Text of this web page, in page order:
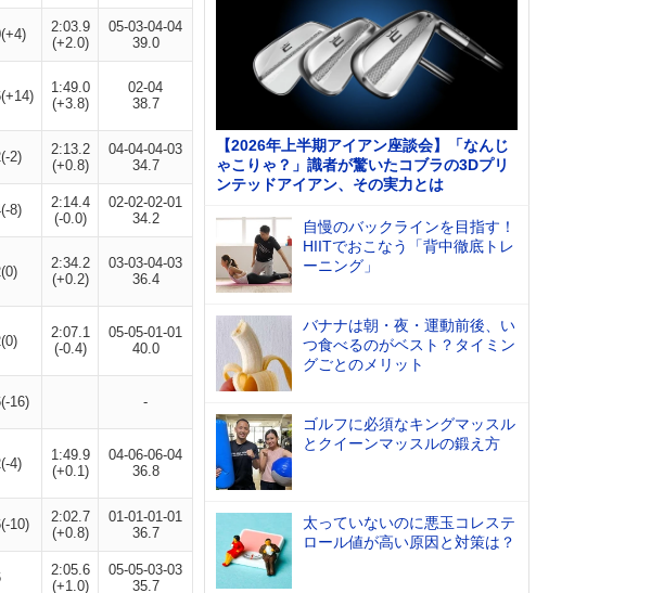
2:03.9
(+2.0)
05-03-04-04
39.0
1:49.0
(+3.8)
02-04
38.7
2)
2:13.2
(+0.8)
04-04-04-03
34.7
8)
2:14.4
(-0.0)
02-02-02-01
34.2
2:34.2
(+0.2)
03-03-04-03
36.4
2:07.1
(-0.4)
05-05-01-01
40.0
16) -
4)
1:49.9
(+0.1)
04-06-06-04
36.8
10)
2:02.7
(+0.8)
01-01-01-01
36.7
2:05.6
(+1.0)
05-05-03-03
35.7
【2026年上半期アイアン座談会】「なんじ
ゃこりゃ？」識者が驚いたコブラの3Dプリ
ンテッドアイアン、その実力とは
自慢のバックラインを目指す！
HIITでおこなう「背中徹底トレ
ーニング」
バナナは朝・夜・運動前後、い
つ食べるのがベスト？タイミン
グごとのメリット
ゴルフに必須なキングマッスル
とクイーンマッスルの鍛え方
太っていないのに悪玉コレステ
ロール値が高い原因と対策は？